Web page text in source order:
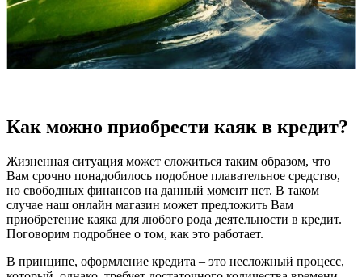
Как можно приобрести каяк в кредит?
Жизненная ситуация может сложиться таким образом, что
Вам срочно понадобилось подобное плавательное средство,
но свободных финансов на данный момент нет. В таком
случае наш онлайн магазин может предложить Вам
приобретение каяка для любого рода деятельности в кредит.
Поговорим подробнее о том, как это работает.
В принципе, оформление кредита – это несложный процесс,